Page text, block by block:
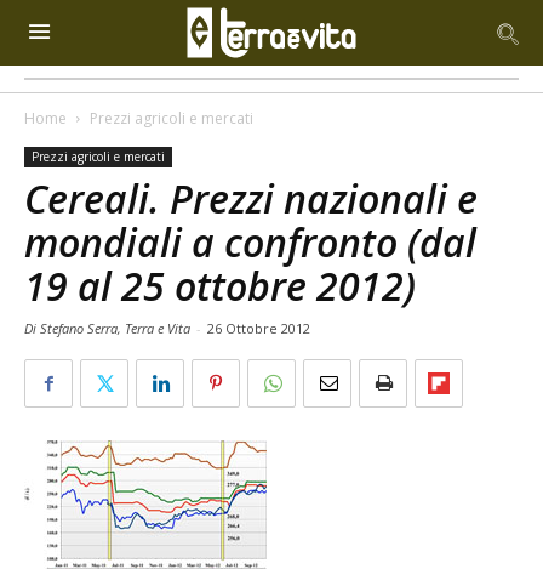
Home Prezzi agricoli e mercati
Prezzi agricoli e mercati
Cereali. Prezzi nazionali e
mondiali a confronto (dal
19 al 25 ottobre 2012)
Di Stefano Serra, Terra e Vita - 26 Ottobre 2012